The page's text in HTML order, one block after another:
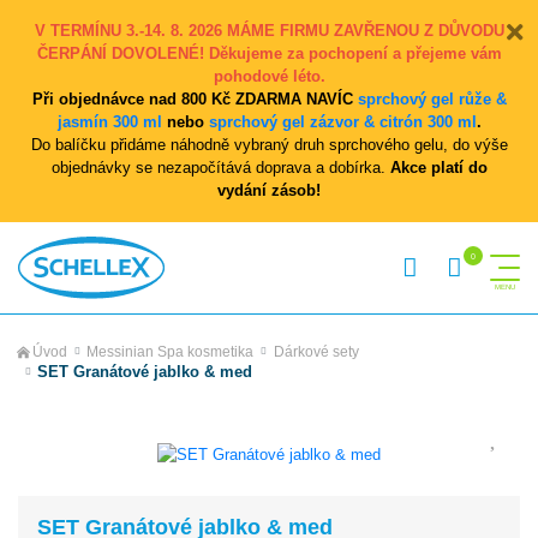
V TERMÍNU 3.-14. 8. 2026 MÁME FIRMU ZAVŘENOU Z DŮVODU
ČERPÁNÍ DOVOLENÉ! Děkujeme za pochopení a přejeme vám
pohodové léto.
Při objednávce nad 800 Kč ZDARMA NAVÍC sprchový gel růže &
jasmín 300 ml nebo sprchový gel zázvor & citrón 300 ml .
Do balíčku přidáme náhodně vybraný druh sprchového gelu, do výše
objednávky se nezapočítává doprava a dobírka. Akce platí do
vydání zásob!
Úvod Messinian Spa kosmetika Dárkové sety
SET Granátové jablko & med
SET Granátové jablko & med